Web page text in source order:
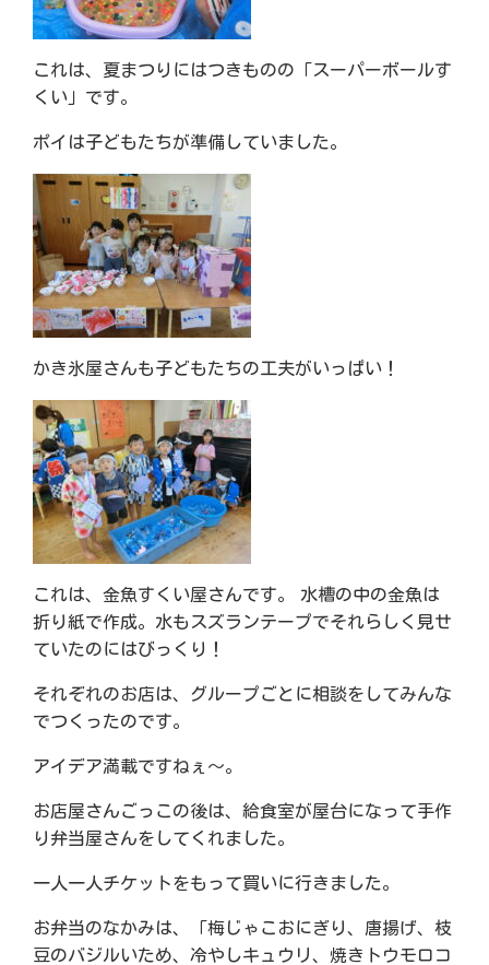
これは、 夏まつりにはつきものの「スーパーボールす
くい」です。
ポイは子どもたちが準備していました。
かき氷屋さんも子どもたちの工夫がいっぱい！
これは、金魚すくい屋さんです。 水槽の中の金魚は
折り紙で作成。水もスズランテープでそれらしく見せ
ていたのにはびっくり！
それぞれのお店は、グループごとに相談をしてみんな
でつくったのです。
アイデア満載ですねぇ～。
お店屋さんごっこの後は、給食室が屋台になって手作
り弁当屋さんをしてくれました。
一人一人チケットをもって買いに行きました。
お弁当のなかみは、「梅じゃこおにぎり、唐揚げ、枝
豆のバジルいため、冷やしキュウリ、焼きトウモロコ